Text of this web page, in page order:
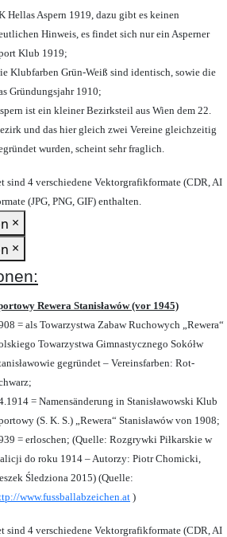
Hellas Aspern 1919, dazu gibt es keinen
Hinweis, es findet sich nur ein Asperner
Klub 1919;
Klubfarben Grün-Weiß sind identisch, sowie die
Gründungsjahr 1910;
ist ein kleiner Bezirksteil aus Wien dem 22.
und das hier gleich zwei Vereine gleichzeitig
wurden, scheint sehr fraglich.
sind 4 verschiedene Vektorgrafikformate (CDR, AI
(JPG, PNG, GIF) enthalten.
×
×
Rewera Stanisławów (vor 1945)
= als Towarzystwa Zabaw Ruchowych „Rewera“
Towarzystwa Gimnastycznego Sokółw
gegründet – Vereinsfarben: Rot-
= Namensänderung in Stanisławowski Klub
(S. K. S.) „Rewera“ Stanisławów von 1908;
= erloschen; (Quelle: Rozgrywki Piłkarskie w
do roku 1914 – Autorzy: Piotr Chomicki,
Śledziona 2015) (Quelle:
www.fussballabzeichen.at )
sind 4 verschiedene Vektorgrafikformate (CDR, AI